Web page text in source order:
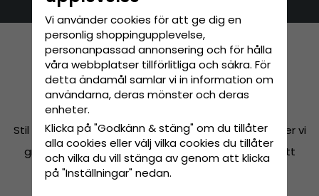
Stil ska inte kosta mer än nödvändigt, därför erbjuder vi
gratis frakt så att du inte ska behöva tveka om att
prova hatten i bekvämligheten av ditt hem.
Vi använder cookies för att ge dig en
personlig shoppingupplevelse,
personanpassad annonsering och för hålla
våra webbplatser tillförlitliga och säkra. För
detta ändamål samlar vi in information om
användarna, deras mönster och deras
enheter.
Klicka på "Godkänn & stäng" om du tillåter
alla cookies eller välj vilka cookies du tillåter
och vilka du vill stänga av genom att klicka
på "Inställningar" nedan.